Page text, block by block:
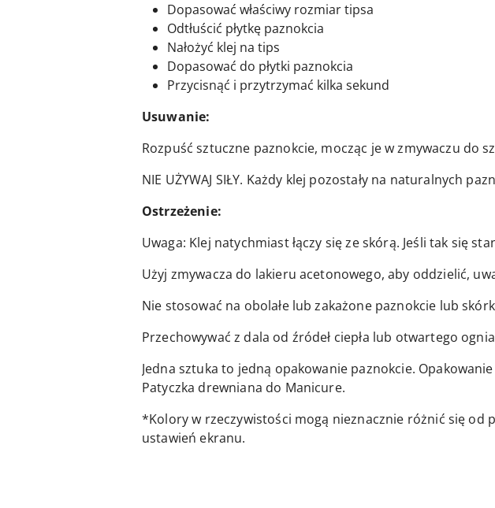
Dopasować właściwy rozmiar tipsa
Odtłuścić płytkę paznokcia
Nałożyć klej na tips
Dopasować do płytki paznokcia
Przycisnąć i przytrzymać kilka sekund
Usuwanie:
Rozpuść sztuczne paznokcie, mocząc je w zmywaczu do
NIE UŻYWAJ SIŁY. Każdy klej pozostały na naturalnych
Ostrzeżenie:
Uwaga: Klej natychmiast łączy się ze skórą. Jeśli tak się
Użyj zmywacza do lakieru acetonowego, aby oddzielić,
Nie stosować na obolałe lub zakażone paznokcie lub
Przechowywać z dala od źródeł ciepła lub otwartego
Jedna sztuka to jedną opakowanie paznokcie.
Patyczka drewniana do Manicure.
*Kolory w rzeczywistości mogą nieznacznie różnić się
ustawień ekranu.